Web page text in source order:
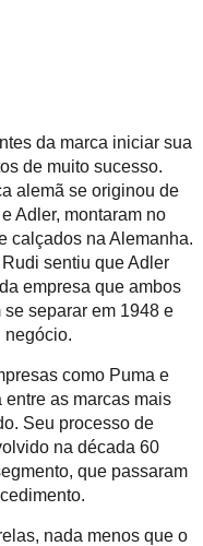
da marca iniciar sua
de muito sucesso.
alemã se originou de
Adler, montaram no
calçados na Alemanha.
sentiu que Adler
empresa que ambos
separar em 1948 e
negócio.
como Puma e
as marcas mais
Seu processo de
na década 60
que passaram
nada menos que o